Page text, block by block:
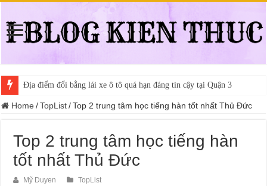
Địa điểm đổi bằng lái xe ô tô quá hạn đáng tin cậy tại Quận 3
Home / TopList / Top 2 trung tâm học tiếng hàn tốt nhất Thủ Đức
Top 2 trung tâm học tiếng hàn
tốt nhất Thủ Đức
Mỹ Duyen TopList